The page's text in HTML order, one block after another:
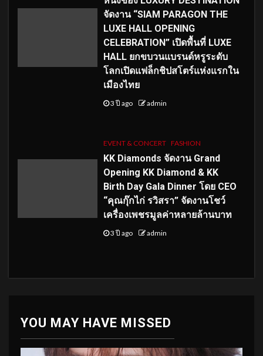
จัดงาน “SIAM PARAGON THE
LUXE HALL OPENING
CELEBRATION” เปิดพื้นที่ LUXE
HALL ยกขบวนแบรนด์หรูระดับ
โลกเปิดแฟล็กชิปสโตร์แห่งแรกใน
เมืองไทย
3 ปี ago admin
EVENT & CONCERT FASHION
KK Diamonds จัดงาน Grand
Opening KK Diamond & KK
Birth Day Gala Dinner โดย CEO
“คุณกุ๊กไก่ รวิสรา” จัดงานโชว์
เครื่องเพชรมูลค่าหลายล้านบาท
3 ปี ago admin
YOU MAY HAVE MISSED